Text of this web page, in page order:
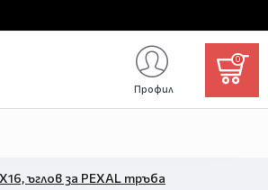
Профил
0
ъглов за PEXAL тръба